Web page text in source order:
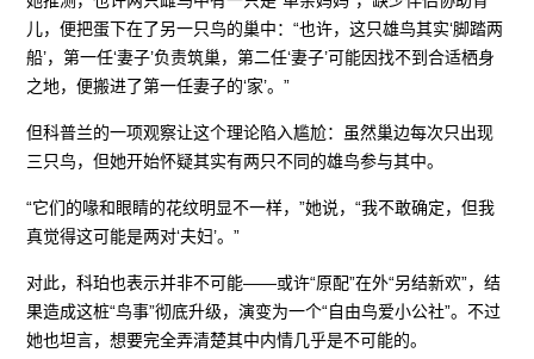
儿，便把蛋下在了另一只鸟的巢中：“也许，这只雄鸟其实‘脚踏两
船’，第一任‘妻子’负责筑巢，第二任‘妻子’可能因找不到合适栖身
之地，便搬进了第一任妻子的‘家’。”
但科普兰的一项观察让这个理论陷入尴尬：虽然巢边每次只出现
三只鸟，但她开始怀疑其实有两只不同的雄鸟参与其中。
“它们的喙和眼睛的花纹明显不一样，”她说，“我不敢确定，但我
真觉得这可能是两对‘夫妇’。”
对此，科珀也表示并非不可能——或许“原配”在外“另结新欢”，结
果造成这桩“鸟事”彻底升级，演变为一个“自由鸟爱小公社”。不过
她也坦言，想要完全弄清楚其中内情几乎是不可能的。